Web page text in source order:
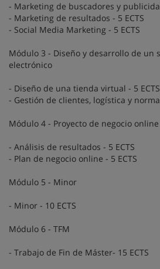
- Marketing de buscadores y
- Marketing de resultados - 5 ECTS
- Social Media Marketing - 5 ECTS
Módulo 3 - Diseño y desarrollo de un
electrónico
- Diseño de una tienda virtual - 5 ECTS
- Gestión de clientes, logística y
Módulo 4 - Proyecto de negocio
- Análisis de resultados - 5 ECTS
- Plan de negocio online - 5 ECTS
Módulo 5 - Minor
- Minor - 10 ECTS
Módulo 6 - TFM
- Trabajo de Fin de Máster- 15 ECTS